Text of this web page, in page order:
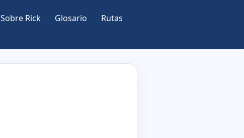
Sobre Rick Glosario
Rutas